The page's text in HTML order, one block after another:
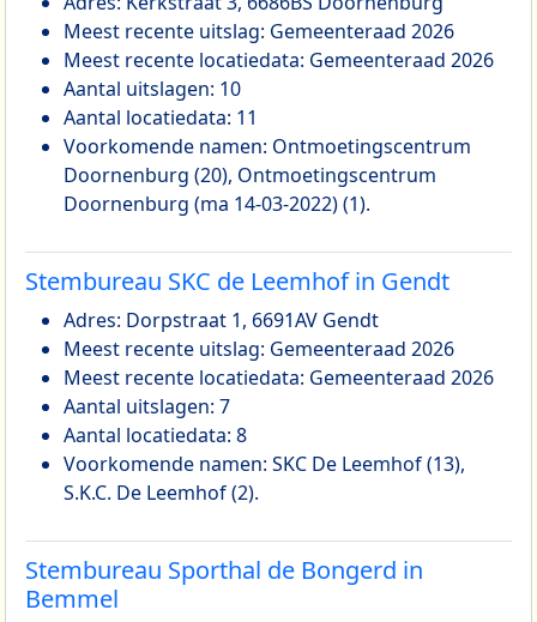
Meest recente uitslag: Gemeenteraad 2026
Meest recente locatiedata: Gemeenteraad 2026
Aantal uitslagen: 10
Aantal locatiedata: 11
Voorkomende namen: Ontmoetingscentrum
Doornenburg (20), Ontmoetingscentrum
Doornenburg (ma 14-03-2022) (1).
Stembureau SKC de Leemhof in Gendt
Adres: Dorpstraat 1, 6691AV Gendt
Meest recente uitslag: Gemeenteraad 2026
Meest recente locatiedata: Gemeenteraad 2026
Aantal uitslagen: 7
Aantal locatiedata: 8
Voorkomende namen: SKC De Leemhof (13),
S.K.C. De Leemhof (2).
Stembureau Sporthal de Bongerd in
Bemmel